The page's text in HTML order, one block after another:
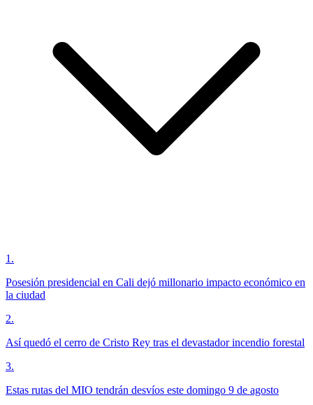
1 .
Posesión presidencial en Cali dejó millonario impacto económico en
la ciudad
2.
Así quedó el cerro de Cristo Rey tras el devastador incendio forestal
3.
Estas rutas del MIO tendrán desvíos este domingo 9 de agosto